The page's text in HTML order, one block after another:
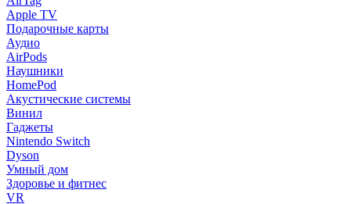
Apple TV
Подарочные карты
Аудио
AirPods
Наушники
HomePod
Акустические системы
Винил
Гаджеты
Nintendo Switch
Dyson
Умный дом
Здоровье и фитнес
VR